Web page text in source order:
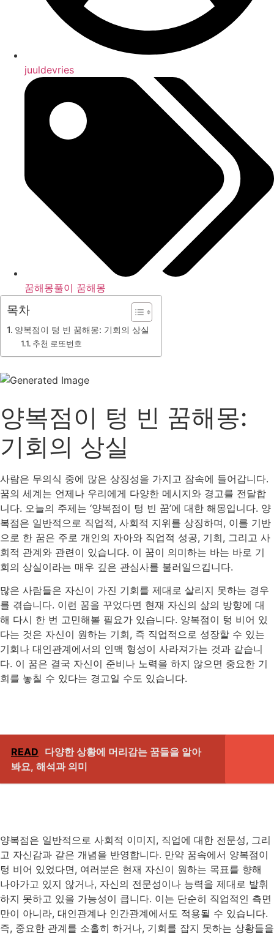
juuldevries
꿈해몽풀이 꿈해몽
목차
양복점이 텅 빈 꿈해몽: 기회의 상실
추천 로또번호
양복점이 텅 빈 꿈해몽:
기회의 상실
사람은 무의식 중에 많은 상징성을 가지고 잠속에 들어갑니다.
꿈의 세계는 언제나 우리에게 다양한 메시지와 경고를 전달합
니다. 오늘의 주제는 ‘양복점이 텅 빈 꿈’에 대한 해몽입니다. 양
복점은 일반적으로 직업적, 사회적 지위를 상징하며, 이를 기반
으로 한 꿈은 주로 개인의 자아와 직업적 성공, 기회, 그리고 사
회적 관계와 관련이 있습니다. 이 꿈이 의미하는 바는 바로 기
회의 상실이라는 매우 깊은 관심사를 불러일으킵니다.
많은 사람들은 자신이 가진 기회를 제대로 살리지 못하는 경우
를 겪습니다. 이런 꿈을 꾸었다면 현재 자신의 삶의 방향에 대
해 다시 한 번 고민해볼 필요가 있습니다. 양복점이 텅 비어 있
다는 것은 자신이 원하는 기회, 즉 직업적으로 성장할 수 있는
기회나 대인관계에서의 인맥 형성이 사라져가는 것과 같습니
다. 이 꿈은 결국 자신이 준비나 노력을 하지 않으면 중요한 기
회를 놓칠 수 있다는 경고일 수도 있습니다.
READ 다양한 상황에 머리감는 꿈들을 알아
봐요, 해석과 의미
양복점은 일반적으로 사회적 이미지, 직업에 대한 전문성, 그리
고 자신감과 같은 개념을 반영합니다. 만약 꿈속에서 양복점이
텅 비어 있었다면, 여러분은 현재 자신이 원하는 목표를 향해
나아가고 있지 않거나, 자신의 전문성이나 능력을 제대로 발휘
하지 못하고 있을 가능성이 큽니다. 이는 단순히 직업적인 측면
만이 아니라, 대인관계나 인간관계에서도 적용될 수 있습니다.
즉, 중요한 관계를 소홀히 하거나, 기회를 잡지 못하는 상황들을